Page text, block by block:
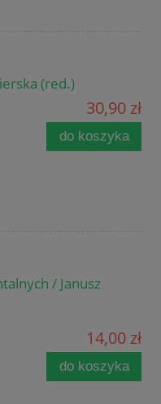
(red.)
30,90 zł
do koszyka
/ Janusz
14,00 zł
do koszyka